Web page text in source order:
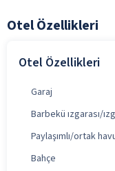
Otel Özellikleri
Otel Özellikleri
Garaj
Barbekü ızgarası/
Paylaşımlı/ortak
Bahçe